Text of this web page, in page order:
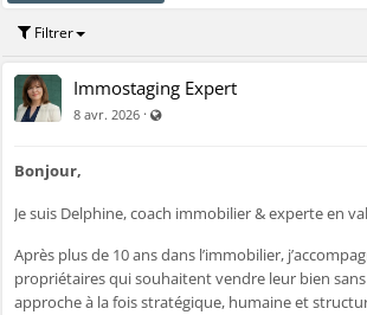
Filtrer
Immostaging Expert
8 avr. 2026 ·
Bonjour,
Je suis Delphine, coach immobilier & experte en
Après plus de 10 ans dans l’immobilier,
propriétaires qui souhaitent vendre leur bien sans
approche à la fois stratégique, humaine et